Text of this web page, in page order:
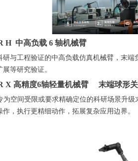
H 中高负载 6 轴机械臂
研与工程验证的中高负载仿真机械臂，末
等研究验证。
X 高精度6轴轻量机械臂 末端球形
为空间受限或要求精确定位的科研场景升
作，执行更精细动作，拓展复杂应用边界。